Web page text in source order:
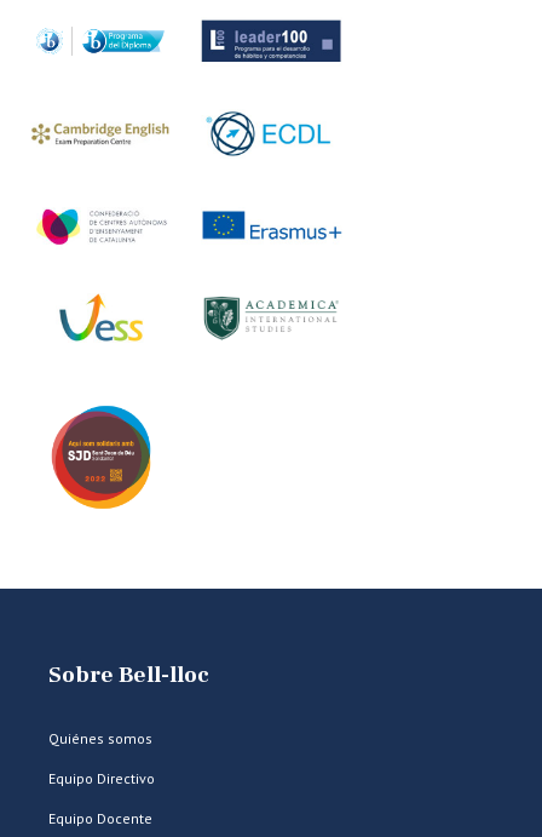
Sobre Bell-lloc
Quiénes somos
Equipo Directivo
Equipo Docente